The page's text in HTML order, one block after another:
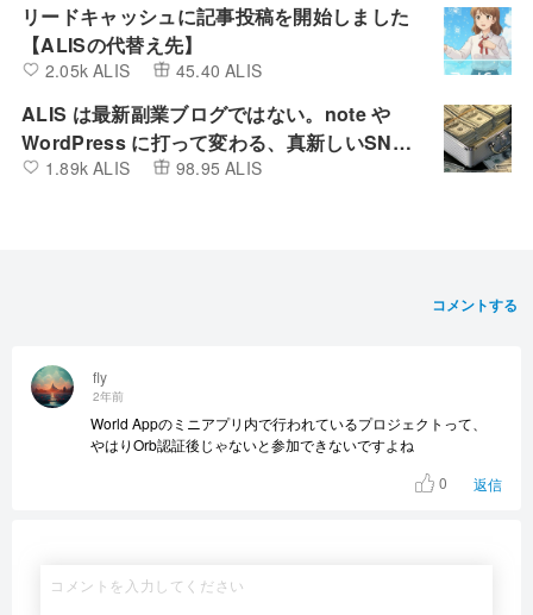
リードキャッシュに記事投稿を開始しました
【ALISの代替え先】
2.05k ALIS 45.40 ALIS
ALIS は最新副業ブログではない。note や
WordPress に打って変わる、真新しいSNS
とBlogの融合したプラットフォーム
1.89k ALIS 98.95 ALIS
コメントする
fly
2年前
World Appのミニアプリ内で行われているプロジェクトって、
やはりOrb認証後じゃないと参加できないですよね
0
返信